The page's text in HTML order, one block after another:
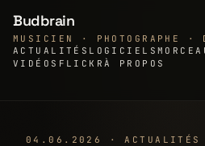
Budbrain
MUSICIEN · PHOTOGRAPHE ·
ACTUALITÉS LOGICIELS
VIDÉOS FLICKRÀ PROPOS
04.06.2026 · ACTUALITÉS